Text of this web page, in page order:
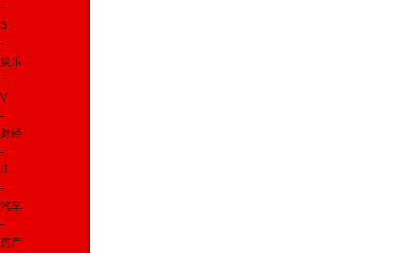
-
S
-
娱乐
-
V
-
财经
-
IT
-
汽车
-
房产